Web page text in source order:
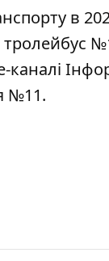
в
тролейбус
каналі
№11.